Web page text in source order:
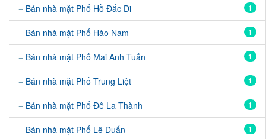
1
Bán nhà mặt Phố Hồ Đắc Di
1
Bán nhà mặt Phố Hào Nam
1
Bán nhà mặt Phố Mai Anh Tuấn
1
Bán nhà mặt Phố Trung Liệt
1
Bán nhà mặt Phố Đê La Thành
1
Bán nhà mặt Phố Lê Duẩn